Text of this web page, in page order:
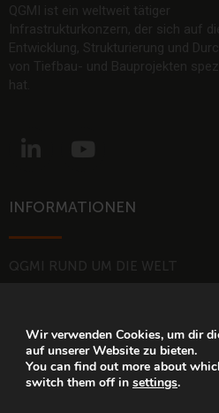
QGMI ist ein weltweit tätiger
Infrastrukturkonzern, der sich auf
Entwicklung, Strukturierung und
von Tiefbau- und Bauprojekten
hat.
i
k
d
i
i
n
Y
o
t
e
INFORMATIONEN
QGMI RUND UM DIE WELT
RECHTLICHE HINWEISE
UND
DATENSCHUZRICHLINIE
Wir verwenden Cookies, um dir
auf unserer Website zu bieten.
You can find out more about
switch them off in settings.